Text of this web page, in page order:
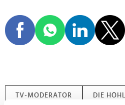
TV-MODERATOR DIE